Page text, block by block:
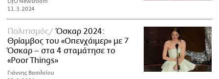
11.3.2024
Πολιτισμός
Όσκαρ 2024:
Θρίαμβος του «Οπενχάιμερ» με 7
Όσκαρ – στα 4 σταμάτησε το
«Poor Things»
Γιάννης Βασιλείου